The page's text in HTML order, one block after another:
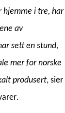
hjemme i tre, har
av
sett en stund,
mer for norske
produsert, sier